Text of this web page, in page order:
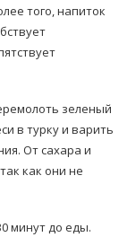
того, напиток
зеленый
в турку и варить
От сахара и
как они не
минут до еды.